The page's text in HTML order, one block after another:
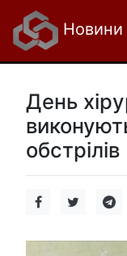
День
обстрілів